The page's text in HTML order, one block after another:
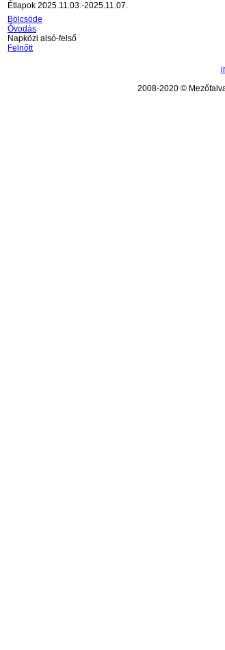
Étlapok 2025.11.03.-2025.11.07.
Bölcsöde
Óvodás
Napközi alsó-felső
Felnőtt
2008-2020 ©